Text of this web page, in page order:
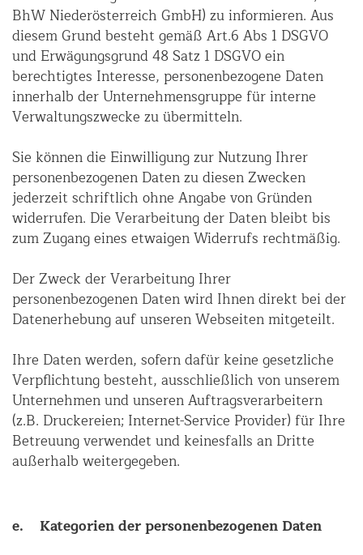
BhW Niederösterreich GmbH) zu informieren. Aus
diesem Grund besteht gemäß Art.6 Abs 1 DSGVO
und Erwägungsgrund 48 Satz 1 DSGVO ein
berechtigtes Interesse, personenbezogene Daten
innerhalb der Unternehmensgruppe für interne
Verwaltungszwecke zu übermitteln.
Sie können die Einwilligung zur Nutzung Ihrer
personenbezogenen Daten zu diesen Zwecken
jederzeit schriftlich ohne Angabe von Gründen
widerrufen. Die Verarbeitung der Daten bleibt bis
zum Zugang eines etwaigen Widerrufs rechtmäßig.
Der Zweck der Verarbeitung Ihrer
personenbezogenen Daten wird Ihnen direkt bei der
Datenerhebung auf unseren Webseiten mitgeteilt.
Ihre Daten werden, sofern dafür keine gesetzliche
Verpflichtung besteht, ausschließlich von unserem
Unternehmen und unseren Auftragsverarbeitern
(z.B. Druckereien; Internet-Service Provider) für Ihre
Betreuung verwendet und keinesfalls an Dritte
außerhalb weitergegeben.
e. Kategorien der personenbezogenen Daten